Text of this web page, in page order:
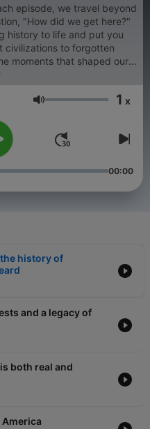
episode, we travel beyond
"How did we get here?"
history to life and put you
civilizations to forgotten
moments that shaped our
Award-winning
including sponsor-free
Гучність 1 x
00:00
history of
and a legacy of
both real and